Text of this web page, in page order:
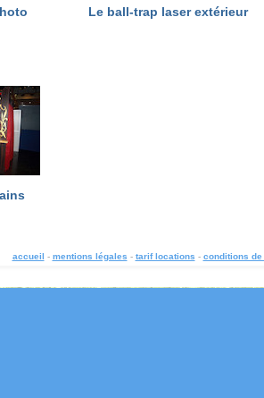
Le ball-trap laser extérieur
accueil - mentions légales - tarif locations - conditions